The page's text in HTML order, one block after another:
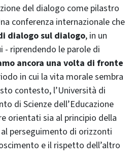
del dialogo come pilastro
conferenza internazionale che
dialogo sul dialogo, in un
riprendendo le parole di
ancora una volta di fronte
in cui la vita morale sembra
contesto, l’Università di
di Scienze dell’Educazione
orientati sia al principio della
perseguimento di orizzonti
e il rispetto dell’altro